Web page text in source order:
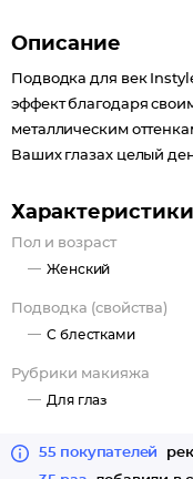
Описание
Подводка для век
эффект благодаря
металлическим
Ваших глазах целый
Характеристики
Пол и возраст
Женский
Подводка (свойства)
С блестками
Рубрики макияжа
Для глаз
55 покупателей